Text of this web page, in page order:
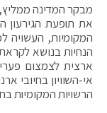
מבקר המדינה
את תופעת הגירעון
המקומיות, העשויה
הנחיות בנושא
ארצית לצמצום
אי-השוויון בחיובי
הרשויות המקומיות